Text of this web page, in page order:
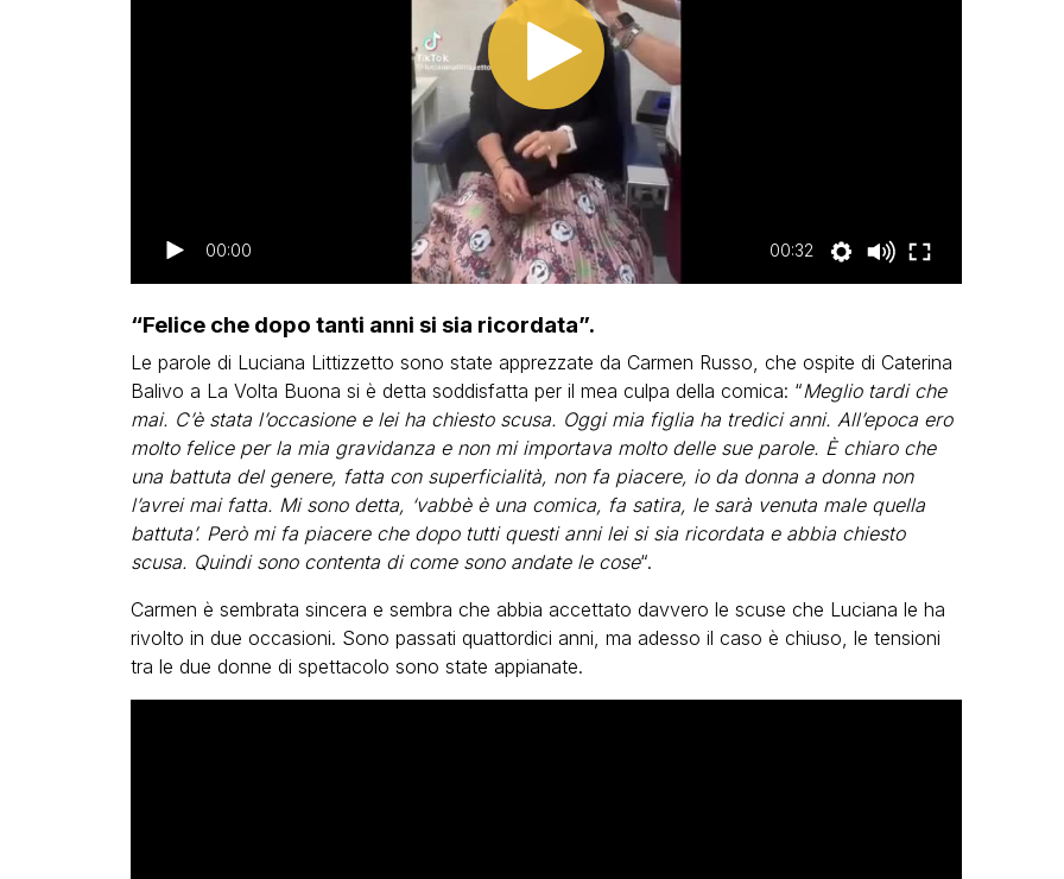
00:00 00:32
“Felice che dopo tanti anni si sia ricordata”.
Le parole di Luciana Littizzetto sono state apprezzate da Carmen Russo, che ospite di Caterina
Balivo a La Volta Buona si è detta soddisfatta per il mea culpa della comica: “Meglio tardi che
mai. C’è stata l’occasione e lei ha chiesto scusa. Oggi mia figlia ha tredici anni. All’epoca ero
molto felice per la mia gravidanza e non mi importava molto delle sue parole. È chiaro che
una battuta del genere, fatta con superficialità, non fa piacere, io da donna a donna non
l’avrei mai fatta. Mi sono detta, ‘vabbè è una comica, fa satira, le sarà venuta male quella
battuta’. Però mi fa piacere che dopo tutti questi anni lei si sia ricordata e abbia chiesto
scusa. Quindi sono contenta di come sono andate le cose“.
Carmen è sembrata sincera e sembra che abbia accettato davvero le scuse che Luciana le ha
rivolto in due occasioni. Sono passati quattordici anni, ma adesso il caso è chiuso, le tensioni
tra le due donne di spettacolo sono state appianate.